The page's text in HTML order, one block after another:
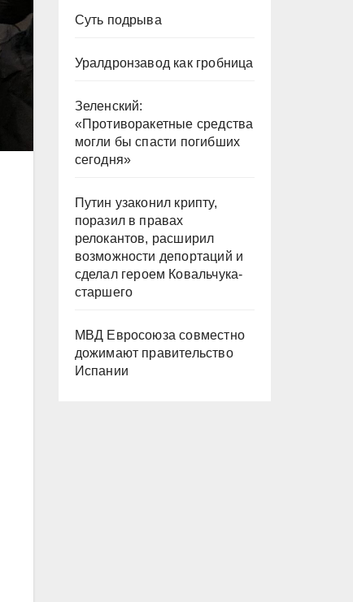
Суть подрыва
Уралдронзавод как гробница
Зеленский:
«Противоракетные средства
могли бы спасти погибших
сегодня»
Путин узаконил крипту,
поразил в правах
релокантов, расширил
возможности депортаций и
сделал героем Ковальчука-
старшего
МВД Евросоюза совместно
дожимают правительство
Испании